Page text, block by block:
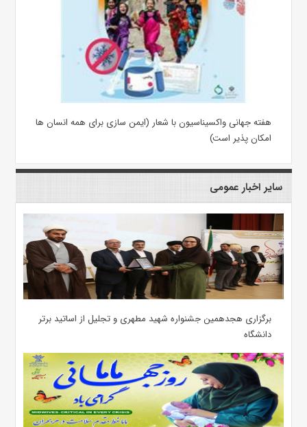
هفته جهانی واکسیناسیون با شعار (ایمن سازی برای همه انسان ها
امکان پذیر است)
سایر اخبار عمومی
برگزاری هجدهمین جشنواره شهید مطهری و تجلیل از اساتید برتر
دانشگاه